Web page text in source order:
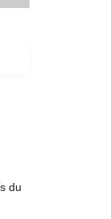
du